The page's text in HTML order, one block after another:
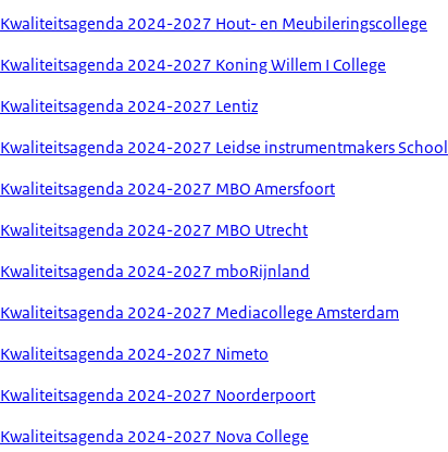
Kwaliteitsagenda 2024-2027 Hout- en Meubileringscollege
Kwaliteitsagenda 2024-2027 Koning Willem I College
Kwaliteitsagenda 2024-2027 Lentiz
Kwaliteitsagenda 2024-2027 Leidse instrumentmakers School
Kwaliteitsagenda 2024-2027 MBO Amersfoort
Kwaliteitsagenda 2024-2027 MBO Utrecht
Kwaliteitsagenda 2024-2027 mboRijnland
Kwaliteitsagenda 2024-2027 Mediacollege Amsterdam
Kwaliteitsagenda 2024-2027 Nimeto
Kwaliteitsagenda 2024-2027 Noorderpoort
Kwaliteitsagenda 2024-2027 Nova College